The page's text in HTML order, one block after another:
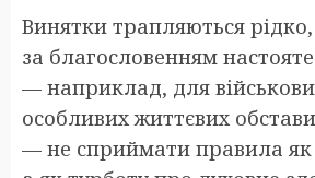
Винятки трапляються
за благословенням
— наприклад, для
особливих життєвих
— не сприймати правила як